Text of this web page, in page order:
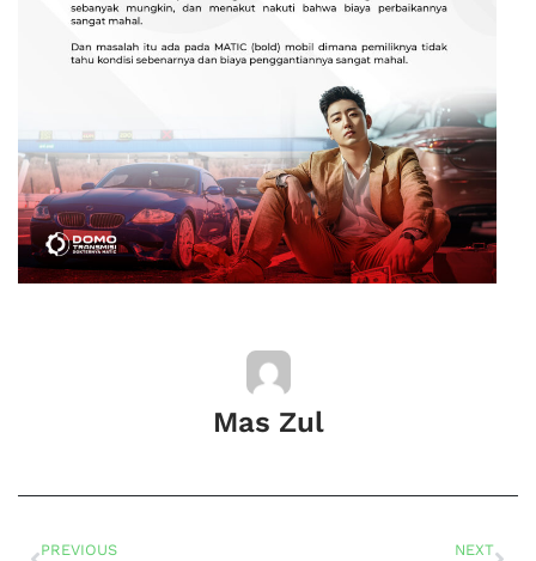
Mas Zul
PREVIOUS NEXT